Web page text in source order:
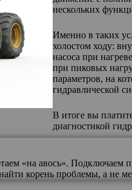
нескольких
Именно в таких
холостом ходу:
насоса при
при пиковых
параметров, на
гидравлической
В итоге вы
диагностикой
«на авось». Подключаем
корень проблемы, а не